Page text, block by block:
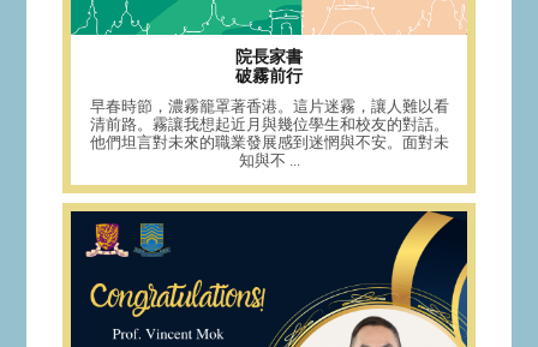
院長家書
破霧前行
早春時節，濃霧籠罩著香港。這片迷霧，讓人難以看
清前路。霧讓我想起近月與幾位學生和校友的對話。
他們坦言對未來的職業發展感到迷惘與不安。面對未
知與不 ...